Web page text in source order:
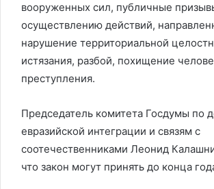
вооруженных сил, публичные
осуществлению действий,
нарушение территориальной
истязания, разбой, похищение
преступления.
Председатель комитета Госдумы по
евразийской интеграции и связям с
соотечественниками Леонид
что закон могут принять до конца